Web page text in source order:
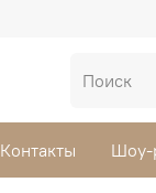
Контакты Шоу-